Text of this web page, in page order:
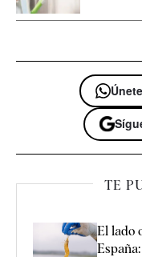
TE
El lado